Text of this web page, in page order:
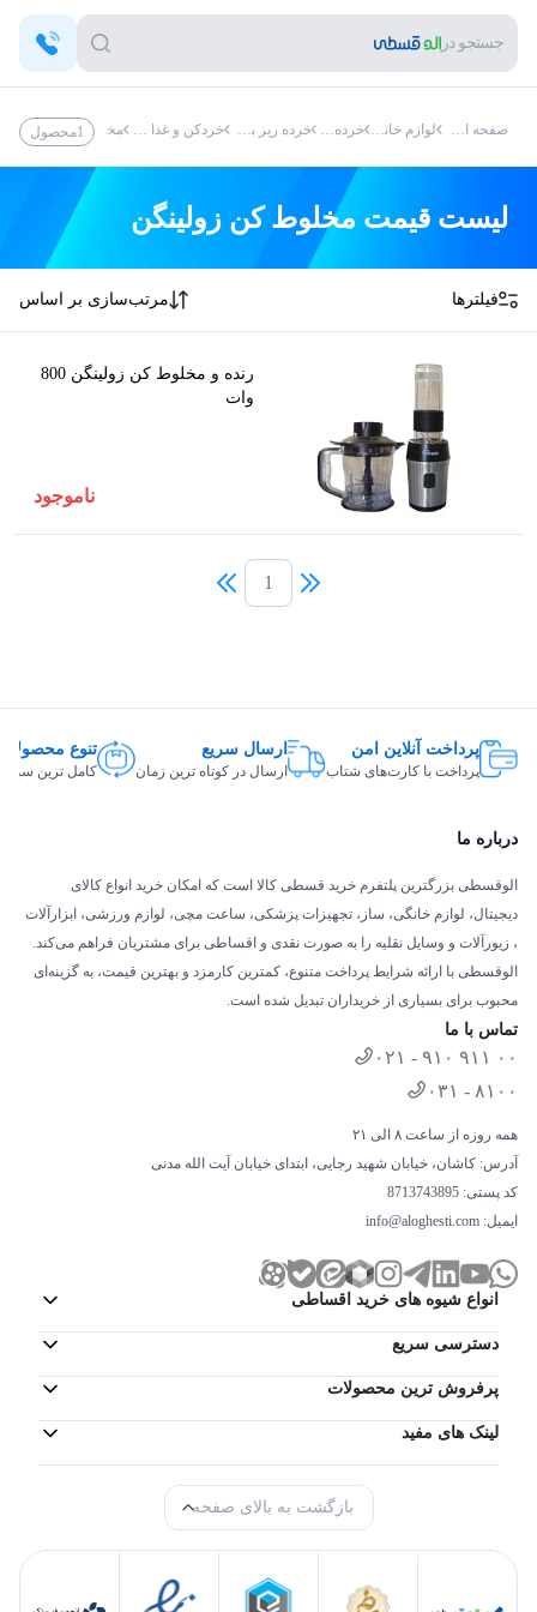
جستجو در
صفحه اصلی لوازم خانگی خرده ریز خرده ریز برقی خردکن و غذا ساز مخلوط کن مخلوط 1محصول
لیست قیمت مخلوط کن زولینگن
فیلترها مرتب‌سازی بر اساس
رنده و مخلوط کن زولینگن 800
وات
ناموجود
1
پرداخت آنلاین امن
پرداخت با کارت‌های شتاب
ارسال سریع
ارسال در کوتاه ترین زمان
تنوع
کامل ترین سبد
تماس با ما
۰۲۱ - ۹۱۰ ۹۱۱ ۰۰
۰۳۱ - ۸۱۰۰
همه روزه از ساعت ۸ الی ۲۱
آدرس: کاشان، خیابان شهید رجایی، ابتدای خیابان آیت الله مدنی
کد پستی: 8713743895
ایمیل: info@aloghesti.com
انواع شیوه های خرید اقساطی
دسترسی سریع
پرفروش ترین محصولات
لینک های مفید
درباره ما
الوقسطی بزرگترین پلتفرم خرید قسطی کالا است که امکان خرید انواع کالای
دیجیتال، لوازم خانگی، ساز، تجهیزات پزشکی، ساعت مچی، لوازم ورزشی، ابزارآلات
، زیورآلات و وسایل نقلیه را به صورت نقدی و اقساطی برای مشتریان فراهم می‌کند.
الوقسطی با ارائه شرایط پرداخت متنوع، کمترین کارمزد و بهترین قیمت، به گزینه‌ای
محبوب برای بسیاری از خریداران تبدیل شده است.
بازگشت به بالای صفحه